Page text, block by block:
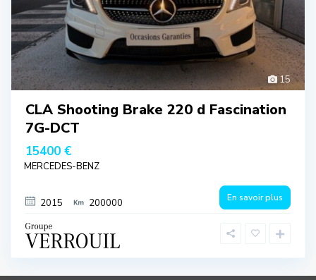
15
CLA Shooting Brake 220 d Fascination
7G-DCT
15400 €
MERCEDES-BENZ
2015 200000 En savoir plus